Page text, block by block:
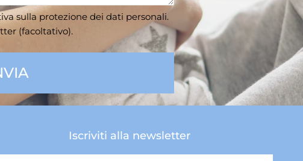
sulla protezione dei dati personali.
(facoltativo).
Iscriviti alla newsletter